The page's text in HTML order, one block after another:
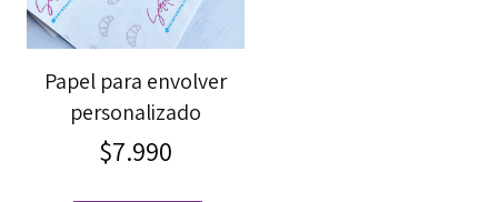
Papel para envolver
personalizado
$7.990